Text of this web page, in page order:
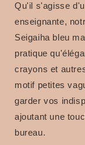
Qu'il s'agisse
enseignante,
Seigaiha bleu
pratique
crayons et
motif petites
garder vos
ajoutant une
bureau.